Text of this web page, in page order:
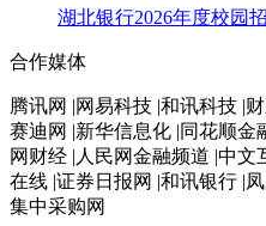
湖北银行2026年度校园
合作媒体
腾讯网 |网易科技 |和讯科技 |
赛迪网 |新华信息化 |同花顺金
网财经 |人民网金融频道 |中
在线 |证券日报网 |和讯银行 |
集中采购网